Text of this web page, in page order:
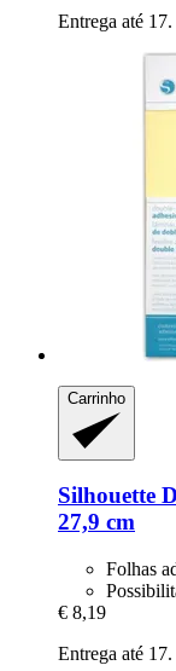
Entrega até
Carrinho
Silhouette
27,9 cm
Folhas
€ 8,19
Entrega até